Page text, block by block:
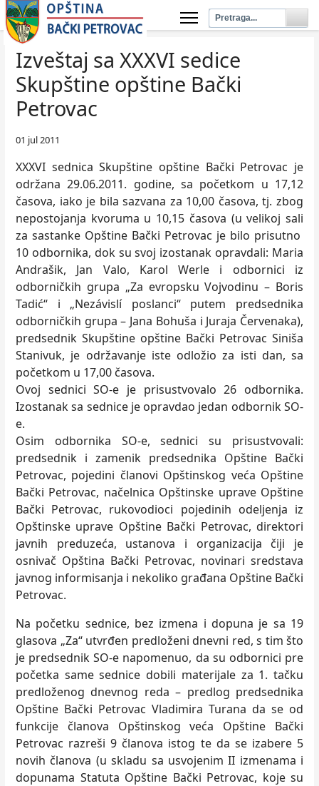
Izveštaj sa XXXVI sedice
Skupštine opštine Bački
Petrovac
01 jul 2011
XXXVI sednica Skupštine opštine Bački Petrovac je
održana 29.06.2011. godine, sa početkom u 17,12
časova, iako je bila sazvana za 10,00 časova, tj. zbog
nepostojanja kvoruma u 10,15 časova (u velikoj sali
za sastanke Opštine Bački Petrovac je bilo prisutno
10 odbornika, dok su svoj izostanak opravdali: Maria
Andrašik, Jan Valo, Karol Werle i odbornici iz
odborničkih grupa „Za evropsku Vojvodinu – Boris
Tadić“ i „Nezávislí poslanci“ putem predsednika
odborničkih grupa – Jana Bohuša i Juraja Červenaka),
predsednik Skupštine opštine Bački Petrovac Siniša
Stanivuk, je održavanje iste odložio za isti dan, sa
početkom u 17,00 časova.
Ovoj sednici SO-e je prisustvovalo 26 odbornika.
Izostanak sa sednice je opravdao jedan odbornik SO-
e.
Osim odbornika SO-e, sednici su prisustvovali:
predsednik i zamenik predsednika Opštine Bački
Petrovac, pojedini članovi Opštinskog veća Opštine
Bački Petrovac, načelnica Opštinske uprave Opštine
Bački Petrovac, rukovodioci pojedinih odeljenja iz
Opštinske uprave Opštine Bački Petrovac, direktori
javnih preduzeća, ustanova i organizacija čiji je
osnivač Opština Bački Petrovac, novinari sredstava
javnog informisanja i nekoliko građana Opštine Bački
Petrovac.
Na početku sednice, bez izmena i dopuna je sa 19
glasova „Za“ utvrđen predloženi dnevni red, s tim što
je predsednik SO-e napomenuo, da su odbornici pre
početka same sednice dobili materijale za 1. tačku
predloženog dnevnog reda – predlog predsednika
Opštine Bački Petrovac Vladimira Turana da se od
funkcije članova Opštinskog veća Opštine Bački
Petrovac razreši 9 članova istog te da se izabere 5
novih članova (u skladu sa usvojenim II izmenama i
dopunama Statuta Opštine Bački Petrovac, koje su